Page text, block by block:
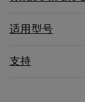
适用型号
支持